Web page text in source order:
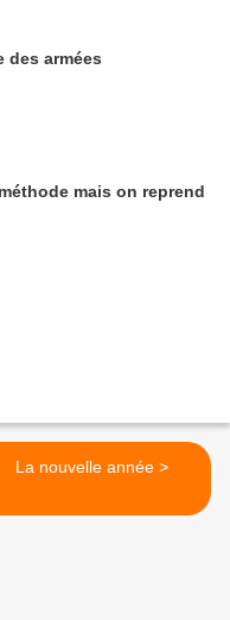
des armées
mais on reprend
La nouvelle année >